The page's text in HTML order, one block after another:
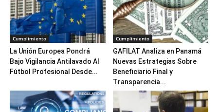
Cumplimiento
La Unión Europea Pondrá
Bajo Vigilancia Antilavado Al
Fútbol Profesional Desde...
Cumplimiento
GAFILAT Analiza en Panamá
Nuevas Estrategias Sobre
Beneficiario Final y
Transparencia...